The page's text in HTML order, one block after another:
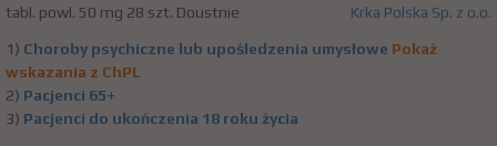
tabl. powl. 50 mg 28 szt. Doustnie Krka Polska Sp. z o.o.
1) Choroby psychiczne lub upośledzenia umysłowe Pokaż
wskazania z ChPL
2) Pacjenci 65+
3) Pacjenci do ukończenia 18 roku życia